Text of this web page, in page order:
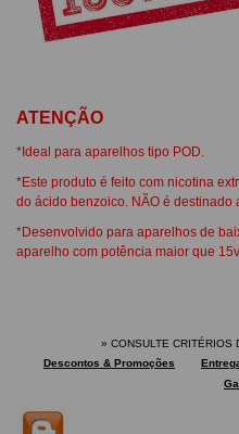
ATENÇÃO
*Ideal para aparelhos tipo POD.
*Este produto é feito com nicotina
do ácido benzoico. NÃO é destinado
*Desenvolvido para aparelhos de
aparelho com potência maior que
» CONSULTE CRITÉRIOS
Descontos & Promoções